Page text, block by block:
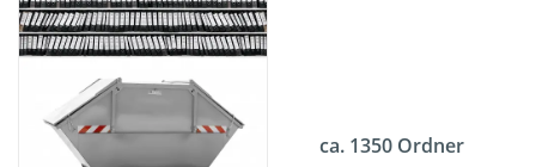
ca. 1350 Ordner